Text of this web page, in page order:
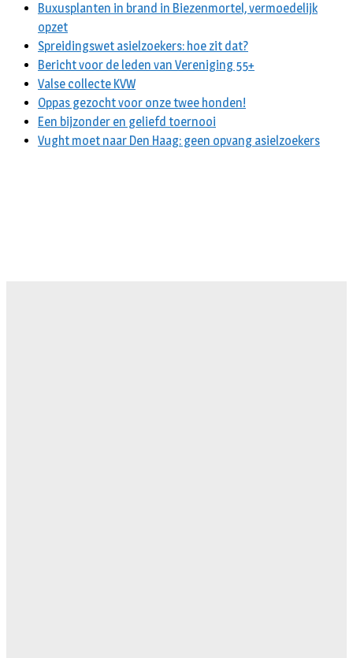
Buxusplanten in brand in Biezenmortel, vermoedelijk
opzet
Spreidingswet asielzoekers: hoe zit dat?
Bericht voor de leden van Vereniging 55+
Valse collecte KVW
Oppas gezocht voor onze twee honden!
Een bijzonder en geliefd toernooi
Vught moet naar Den Haag: geen opvang asielzoekers